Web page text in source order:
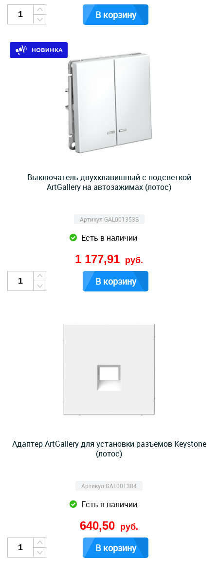
В корзину
Выключатель двухклавишный с подсветкой
ArtGallery на автозажимах (лотос)
Артикул GAL001353S
Есть в наличии
1 177,91 руб.
В корзину
Адаптер ArtGallery для установки разъемов Keystone
(лотос)
Артикул GAL001384
Есть в наличии
640,50 руб.
В корзину